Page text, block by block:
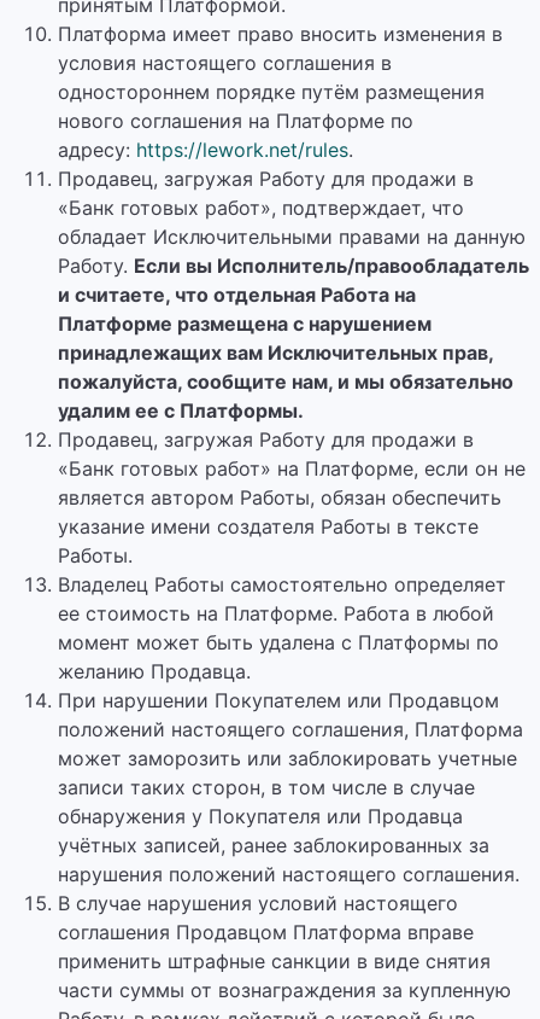
принятым Платформой.
Платформа имеет право вносить изменения в
условия настоящего соглашения в
одностороннем порядке путём размещения
нового соглашения на Платформе по
адресу: https://lework.net/rules.
Продавец, загружая Работу для продажи в
«Банк готовых работ», подтверждает, что
обладает Исключительными правами на данную
Работу. Если вы Исполнитель/правообладатель
и считаете, что отдельная Работа на
Платформе размещена с нарушением
принадлежащих вам Исключительных прав,
пожалуйста, сообщите нам, и мы обязательно
удалим ее с Платформы.
Продавец, загружая Работу для продажи в
«Банк готовых работ» на Платформе, если он не
является автором Работы, обязан обеспечить
указание имени создателя Работы в тексте
Работы.
Владелец Работы самостоятельно определяет
ее стоимость на Платформе. Работа в любой
момент может быть удалена с Платформы по
желанию Продавца.
При нарушении Покупателем или Продавцом
положений настоящего соглашения, Платформа
может заморозить или заблокировать учетные
записи таких сторон, в том числе в случае
обнаружения у Покупателя или Продавца
учётных записей, ранее заблокированных за
нарушения положений настоящего соглашения.
В случае нарушения условий настоящего
соглашения Продавцом Платформа вправе
применить штрафные санкции в виде снятия
части суммы от вознаграждения за купленную